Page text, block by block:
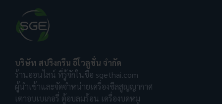
บริษัท สปริงกรีน อีโวลูชั่น จำกัด
ร้านออนไลน์ ที่รู้จักในชื่อ sgethai.com
ผู้นำเข้าและจัดจำหน่ายเครื่องซีลสูญญากาศ
เตาอบเบเกอรี่ ตู้อบลมร้อน เครื่องบดหมู